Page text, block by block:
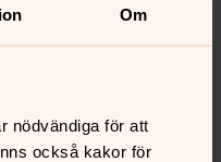
Om
nödvändiga för att
också kakor för
Läs om varför hon
i kyrkovalet.
i kyrkan
2025.